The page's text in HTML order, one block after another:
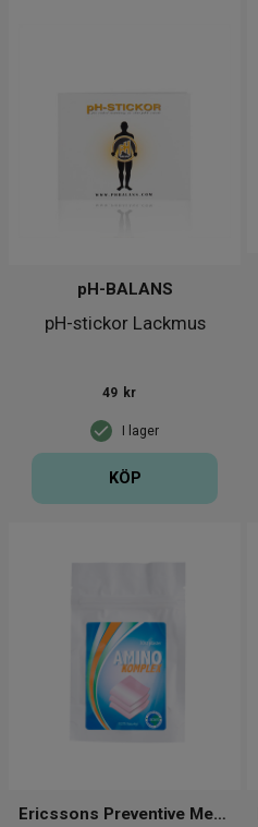
pH-stickor Lackmus
pH-BALANS
I lager
49 kr
KÖP
Ericssons Preventive Medical Group